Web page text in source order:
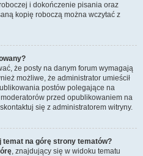
i dokończenie pisania oraz
kopię roboczą można wczytać z
że posty na danym forum wymagają
możliwe, że administrator umieścił
postów polegające na
przed opublikowaniem na
się z administratorem witryny.
temat na górę strony tematów?
, znajdujący się w widoku tematu